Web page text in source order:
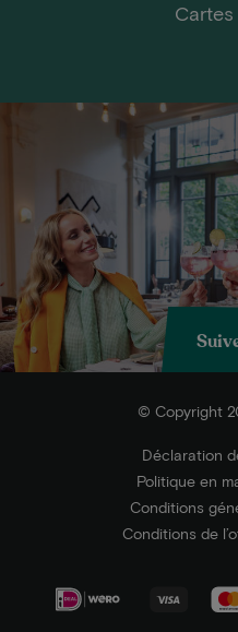
© Copyright
Déclaration
Politique en
Conditions
Conditions de